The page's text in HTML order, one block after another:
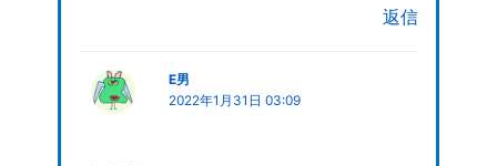
返信
E男
2022年1月31日 03:09